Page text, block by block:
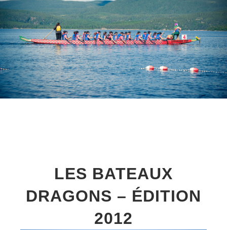
LES BATEAUX
DRAGONS – ÉDITION
2012